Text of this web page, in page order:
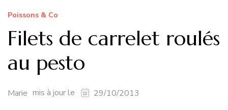
Poissons & Co
Filets de carrelet roulés
au pesto
Marie mis à jour le 29/10/2013